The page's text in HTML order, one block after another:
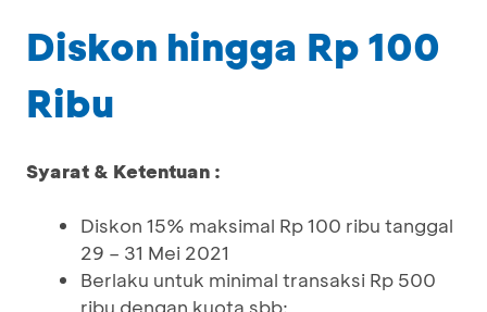
Diskon hingga Rp 100
Ribu
Syarat & Ketentuan :
Diskon 15% maksimal Rp 100 ribu tanggal
29 – 31 Mei 2021
Berlaku untuk minimal transaksi Rp 500
ribu dengan kuota sbb: